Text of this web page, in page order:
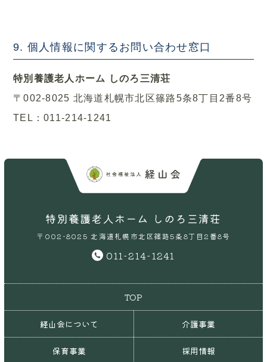
9. 個人情報に関するお問い合わせ窓口
特別養護老人ホーム しのろ三清荘
〒002-8025 北海道札幌市北区篠路5条8丁目2番8号
TEL：011-214-1241
特別養護老人ホーム しのろ三清荘
〒002-8025 北海道札幌市北区篠路5条8丁目2番8号
011-214-1241
TOP
経山会について 介護事業
保育事業 採用情報